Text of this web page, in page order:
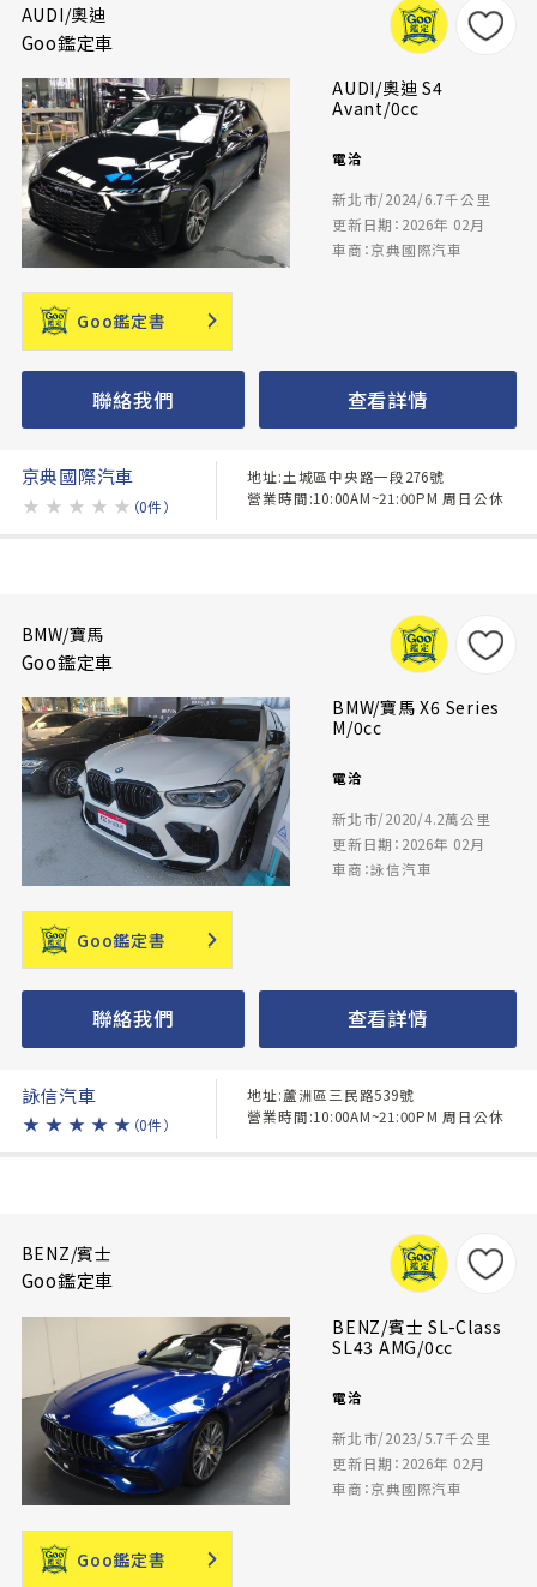
AUDI/奧迪
Goo鑑定車
AUDI/奧迪 S4
Avant/0cc
電洽
新北市/2024/6.7千公里
更新日期：2026年 02月
車商：京典國際汽車
Goo鑑定書
聯絡我們 查看詳情
京典國際汽車
★ ★ ★ ★ ★ （0件）
地址:土城區中央路一段276號
營業時間:10:00AM~21:00PM 周日公休
BMW/寶馬
Goo鑑定車
BMW/寶馬 X6 Series
M/0cc
電洽
新北市/2020/4.2萬公里
更新日期：2026年 02月
車商：詠信汽車
Goo鑑定書
聯絡我們 查看詳情
詠信汽車
★ ★ ★ ★ ★ （0件）
地址:蘆洲區三民路539號
營業時間:10:00AM~21:00PM 周日公休
BENZ/賓士
Goo鑑定車
BENZ/賓士 SL-Class
SL43 AMG/0cc
電洽
新北市/2023/5.7千公里
更新日期：2026年 02月
車商：京典國際汽車
Goo鑑定書